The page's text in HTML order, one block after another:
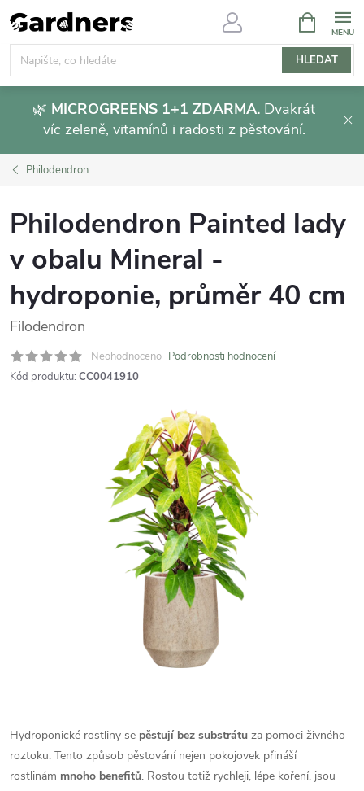
Přejít
na
obsah
HLEDAT
NÁKUPNÍ
KOŠÍK
🌿 MICROGREENS 1+1 ZDARMA. Dvakrát
víc zeleně, vitamínů i radosti z pěstování.
Philodendron
Philodendron Painted lady
v obalu Mineral -
hydroponie, průměr 40 cm
Filodendron
Neohodnoceno Podrobnosti hodnocení
Kód produktu: CC0041910
Hydroponické rostliny se pěstují bez substrátu za pomoci živného
roztoku. Tento způsob pěstování nejen pokojovek přináší
rostlinám mnoho benefitů. Rostou totiž rychleji, lépe koření, jsou